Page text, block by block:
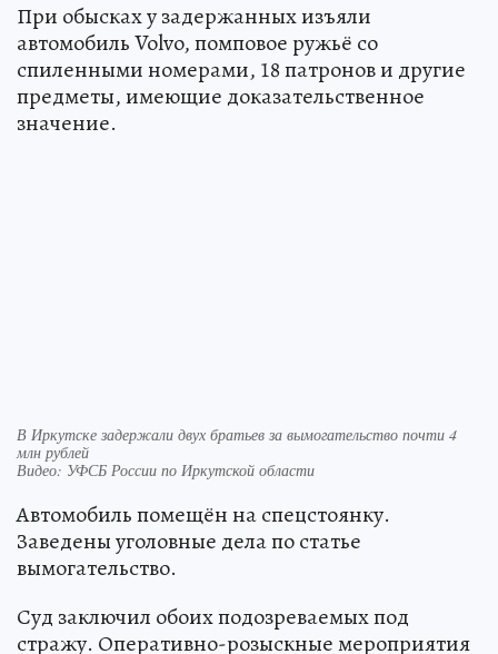
При обысках у задержанных изъяли
автомобиль Volvo, помповое ружьё со
спиленными номерами, 18 патронов и другие
предметы, имеющие доказательственное
значение.
В Иркутске задержали двух братьев за вымогательство почти 4
млн рублей
Видео: УФСБ России по Иркутской области
Автомобиль помещён на спецстоянку.
Заведены уголовные дела по статье
вымогательство.
Суд заключил обоих подозреваемых под
стражу. Оперативно-розыскные мероприятия